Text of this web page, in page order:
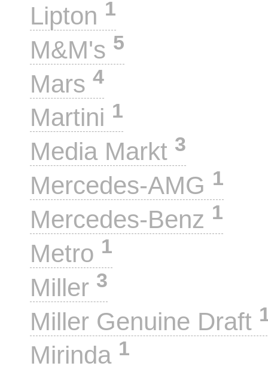
Lipton 1
M&M's 5
Mars 4
Martini 1
Media Markt 3
Mercedes-AMG 1
Mercedes-Benz 1
Metro 1
Miller 3
Miller Genuine Draft
Mirinda 1